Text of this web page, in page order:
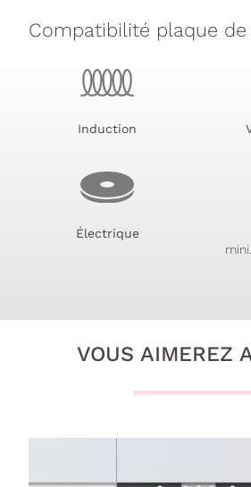
Compatibilité plaque
Induction
Électrique
VOUS AIMEREZ